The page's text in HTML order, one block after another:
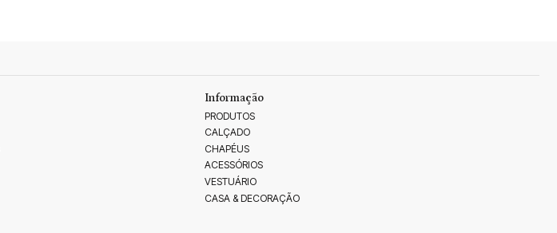
Informação
PRODUTOS
CALÇADO
CHAPÉUS
ACESSÓRIOS
VESTUÁRIO
CASA & DECORAÇÃO